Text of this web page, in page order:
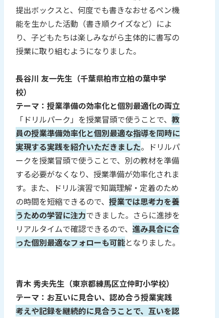
提出ボックスと、何度でも書きなおせるペン機
能を生かした活動（書き順クイズなど）によ
り、子どもたちは楽しみながら主体的に書写の
授業に取り組むようになりました。
長谷川 友一先生（千葉県柏市立柏の葉中学
校）
テーマ：授業準備の効率化と個別最適化の両立
「ドリルパーク」を授業冒頭で使うことで、 教
員の授業準備効率化と個別最適な指導を同時に
実現する実践を紹介いただきました。ドリルパ
ークを授業冒頭で使うことで、別の教材を準備
する必要がなくなり、授業準備が効率化されま
す。また、ドリル演習で知識理解・定着のため
の時間を短縮できるので、 授業では思考力を養
うための学習に注力できました。さらに進捗を
リアルタイムで確認できるので、 進み具合に合
った個別最適なフォローも可能となりました。
青木 秀夫先生（東京都練馬区立仲町小学校）
テーマ：お互いに見合い、認め合う授業実践
考えや記録を継続的に見合うことで、互いを認